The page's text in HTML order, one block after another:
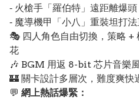
‐ 火槍手「羅伯特」遠距離爆頭
‐ 魔導機甲「小八」重裝坦打
🎭 四人角色自由切換，策略
花
🎶 BGM 用返 8-bit 芯片音樂
🏰 關卡設計多層次，難度爽
💬 網上熱話爆緊：